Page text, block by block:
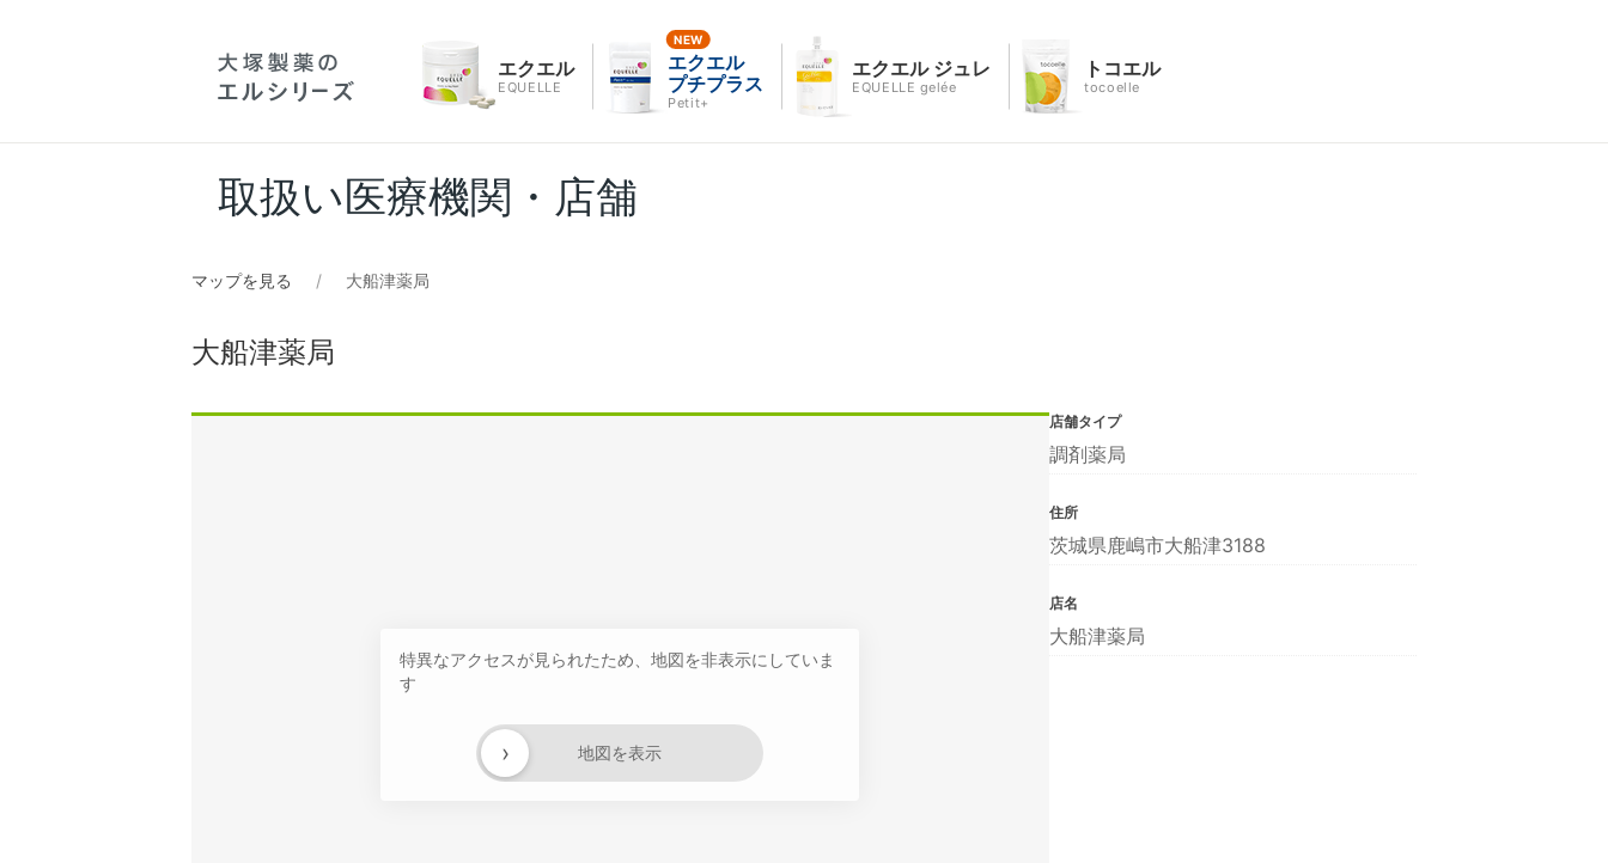
エクエル
EQUELLE
エクエル
プチプラス
Petit+
エクエル ジュレ
EQUELLE gelée
トコエル
tocoelle
取扱い医療機関・店舗
マップを見る 大船津薬局
大船津薬局
特異なアクセスが見られたため、地図を非表示にしていま
す
地図を表示
›
店舗タイプ
調剤薬局
住所
茨城県鹿嶋市大船津3188
店名
大船津薬局